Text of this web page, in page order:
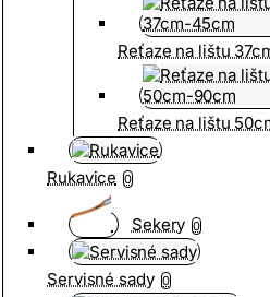
Reťaze na lištu
Reťaze na lištu
Rukavice 0
Sekery 0
Servisné sady 0